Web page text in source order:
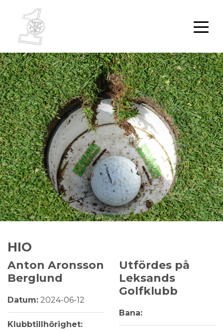
HIO
Anton Aronsson
Berglund
Datum: 2024-06-12
Klubbtillhörighet:
Utfördes på
Leksands
Golfklubb
Bana: